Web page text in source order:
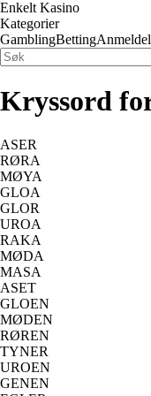
Enkelt Kasino
Kategorier
GamblingBetting
Kryssord
ASER
RØRA
MØYA
GLOA
GLOR
UROA
RAKA
MØDA
MASA
ASET
GLOEN
MØDEN
RØREN
TYNER
UROEN
GENEN